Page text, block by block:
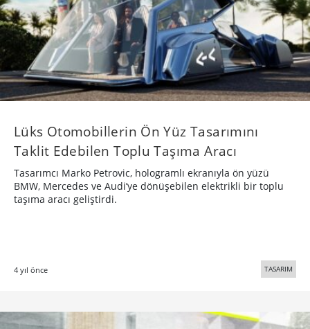
Lüks Otomobillerin Ön Yüz Tasarımını
Taklit Edebilen Toplu Taşıma Aracı
Tasarımcı Marko Petrovic, hologramlı ekranıyla ön yüzü
BMW, Mercedes ve Audi’ye dönüşebilen elektrikli bir toplu
taşıma aracı geliştirdi.
4 yıl önce TASARIM